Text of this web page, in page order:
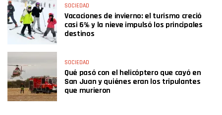
SOCIEDAD
Vacaciones de invierno: el turismo creció
casi 6% y la nieve impulsó los principales
destinos
SOCIEDAD
Qué pasó con el helicóptero que cayó en
San Juan y quiénes eran los tripulantes
que murieron